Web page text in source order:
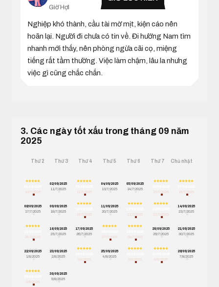
Giờ Hợi
Nghiệp khó thành, cầu tài mờ mịt, kiện cáo nên
hoãn lại. Người đi chưa có tin về. Đi hướng Nam tìm
nhanh mới thấy, nên phòng ngừa cãi cọ, miệng
tiếng rất tầm thường. Việc làm chậm, lâu la nhưng
việc gì cũng chắc chắn.
3. Các ngày tốt xấu trong tháng 09 năm
2025
Thứ 2 Thứ 3 Thứ 4 Thứ 5 Thứ 6 Thứ 7 Chủ nhật
10/7/2025
02/09/2025
11/7/2025
12/7/2025
04/09/2025
13/7/2025
05/09/2025
14/7/2025
15/7/2025
16/7/2025
08/09/2025
17/7/2025
09/09/2025
18/7/2025
19/7/2025
11/09/2025
20/7/2025
21/7/2025
22/7/2025
14/09/2025
23/7/2025
24/7/2025
16/09/2025
25/7/2025
17/09/2025
26/7/2025
27/7/2025
28/7/2025
20/09/2025
29/7/2025
21/09/2025
30/7/2025
22/09/2025
1/8/2025
23/09/2025
2/8/2025
3/8/2025
25/09/2025
4/8/2025
5/8/2025
6/8/2025
28/09/2025
7/8/2025
8/8/2025
30/09/2025
9/8/2025